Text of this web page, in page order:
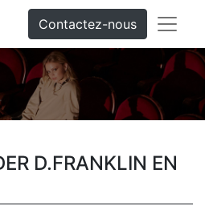
Contactez-nous
D.FRANKLIN EN